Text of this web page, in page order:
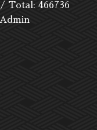
/ Total: 466736
Admin